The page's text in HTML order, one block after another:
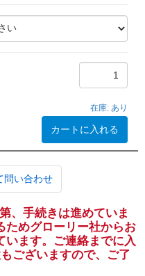
在庫: あり
カートに入れる
問い合わせ
、手続きは進めていま
ためグローリー社からお
います。ご連絡までに入
ございますので、ご了